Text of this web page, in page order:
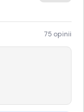
75 opinii